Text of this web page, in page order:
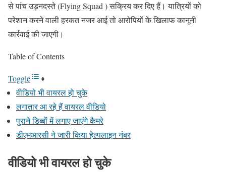
से पांच उड़नदस्ते (Flying Squad ) सक्रिय कर दिए हैं। यात्रियों को
परेशान करने वाली हरकत नजर आई तो आरोपियों के खिलाफ कानूनी
कार्रवाई की जाएगी।
Table of Contents
Toggle
वीडियो भी वायरल हो चुके
लगातार आ रहे हैं वायरल वीडियो
पुराने डिब्बों में लगाए जाएंगे कैमरे
डीएमआरसी ने जारी किया हेल्पलाइन नंबर
वीडियो भी वायरल हो चुके